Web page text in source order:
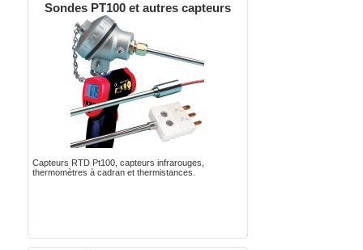
Sondes PT100 et autres capteurs
Capteurs RTD Pt100, capteurs infrarouges,
thermomètres à cadran et thermistances.